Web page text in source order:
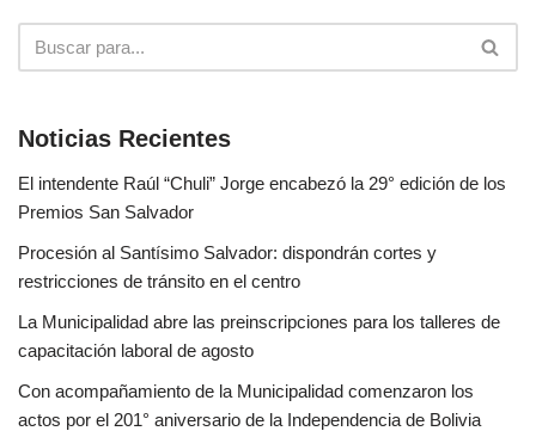
Noticias Recientes
El intendente Raúl “Chuli” Jorge encabezó la 29° edición de los
Premios San Salvador
Procesión al Santísimo Salvador: dispondrán cortes y
restricciones de tránsito en el centro
La Municipalidad abre las preinscripciones para los talleres de
capacitación laboral de agosto
Con acompañamiento de la Municipalidad comenzaron los
actos por el 201° aniversario de la Independencia de Bolivia